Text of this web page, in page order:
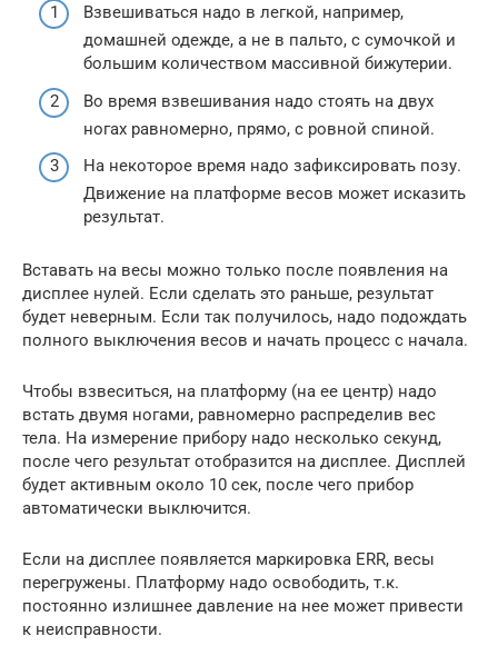
Взвешиваться надо в легкой, например,
домашней одежде, а не в пальто, с сумочкой и
большим количеством массивной бижутерии.
Во время взвешивания надо стоять на двух
ногах равномерно, прямо, с ровной спиной.
На некоторое время надо зафиксировать позу.
Движение на платформе весов может исказить
результат.
Вставать на весы можно только после появления на
дисплее нулей. Если сделать это раньше, результат
будет неверным. Если так получилось, надо подождать
полного выключения весов и начать процесс с начала.
Чтобы взвеситься, на платформу (на ее центр) надо
встать двумя ногами, равномерно распределив вес
тела. На измерение прибору надо несколько секунд,
после чего результат отобразится на дисплее. Дисплей
будет активным около 10 сек, после чего прибор
автоматически выключится.
Если на дисплее появляется маркировка ERR, весы
перегружены. Платформу надо освободить, т.к.
постоянно излишнее давление на нее может привести
к неисправности.